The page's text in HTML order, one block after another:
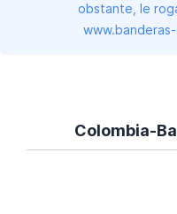
obstante, le
Colombia-